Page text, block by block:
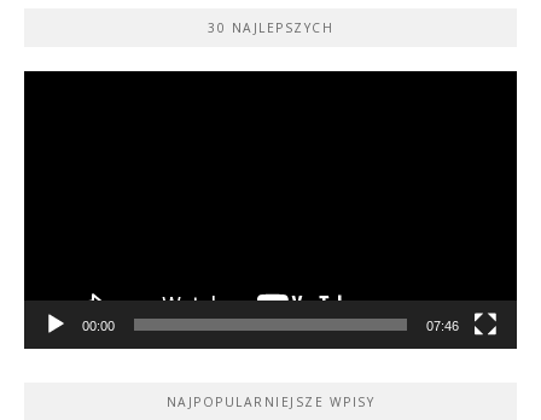
30 NAJLEPSZYCH
00:00 07:46
NAJPOPULARNIEJSZE WPISY